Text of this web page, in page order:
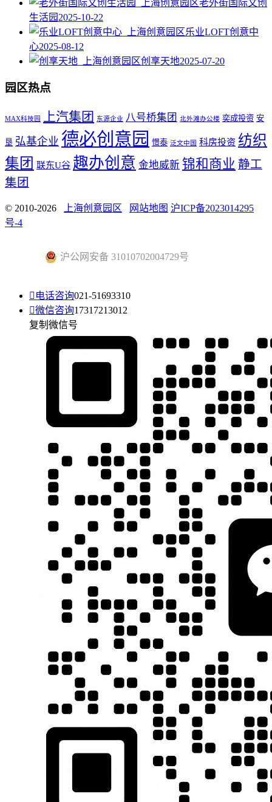
老外街国际文创
生活园 2025-10-22
乐业LOFT创意中
心2025-08-12
创享天地2025-07-20
园区热点
MAX科技园 上汽集团 东源企业 八号桥集团 北外滩办公楼 奕成投资 安
垦 弘基企业 德必创意园 憬泰 泛文中国 科房投资 纺织
集团 联东U谷 趣办创意 金地威新 锦和商业 静工
集团
© 2010-2026 上海创意园区 网站地图 沪ICP备2023014295
号-4
沪公网安备 31010702004729号
 电话咨询021-51693310
微信咨询17317213012
复制微信号